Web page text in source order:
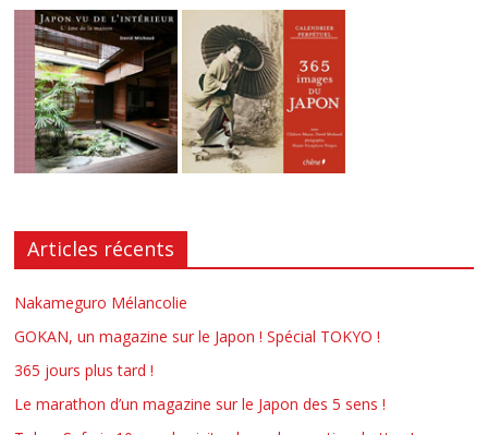
Articles récents
Nakameguro Mélancolie
GOKAN, un magazine sur le Japon ! Spécial TOKYO !
365 jours plus tard !
Le marathon d’un magazine sur le Japon des 5 sens !